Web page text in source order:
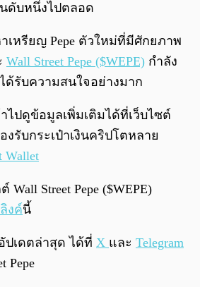
ดับหนึ่งไปตลอด
เหรียญ Pepe ตัวใหม่ที่มีศักยภาพ
Wall Street Pepe ($WEPE) กำลัง
ด้รับความสนใจอย่างมาก
ไปดูข้อมูลเพิ่มเติมได้ที่เว็บไซต์
งรับกระเป๋าเงินคริปโตหลาย
Wallet
Street Pepe ($WEPE)
ลิงค์นี้
เดตล่าสุด ได้ที่ X และ Telegram
Pepe